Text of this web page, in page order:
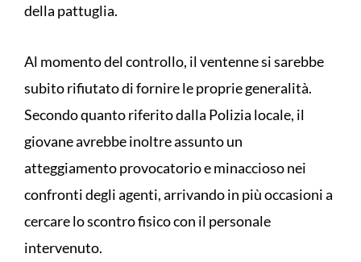
della pattuglia.
Al momento del controllo, il ventenne si sarebbe
subito rifiutato di fornire le proprie generalità.
Secondo quanto riferito dalla Polizia locale, il
giovane avrebbe inoltre assunto un
atteggiamento provocatorio e minaccioso nei
confronti degli agenti, arrivando in più occasioni a
cercare lo scontro fisico con il personale
intervenuto.